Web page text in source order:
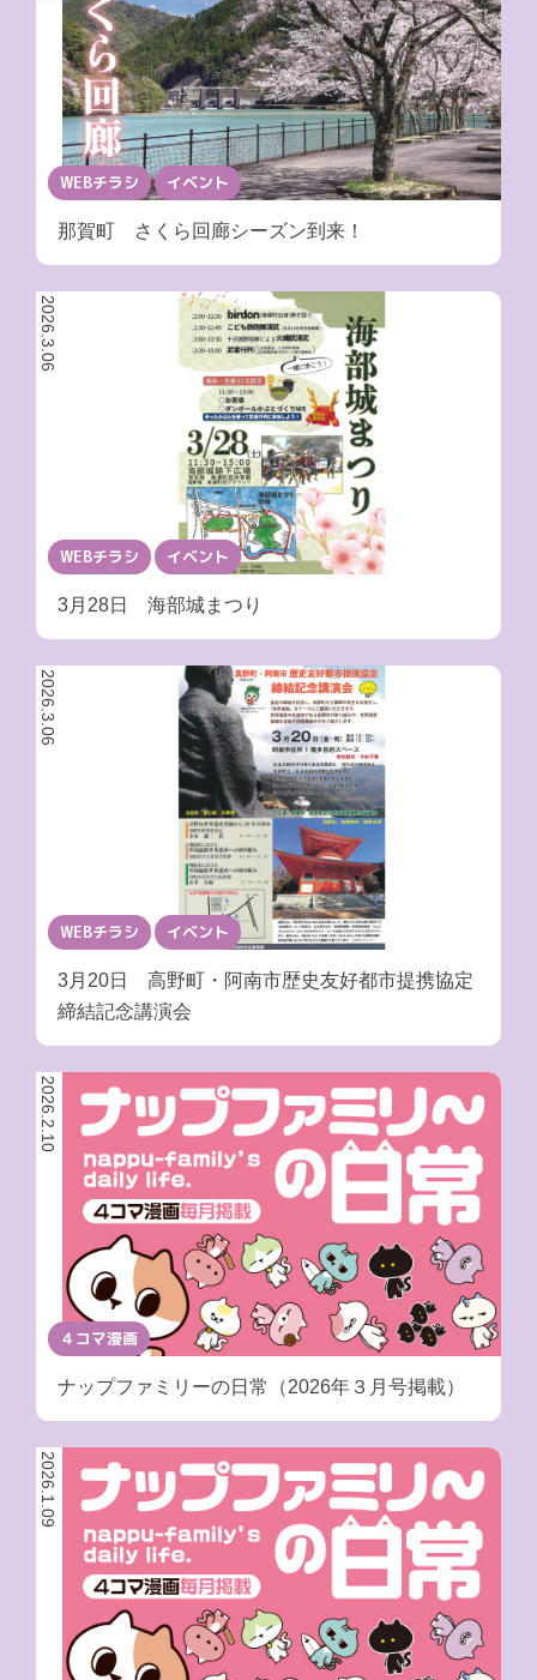
WEBチラシ イベント
那賀町 さくら回廊シーズン到来！
2026.3.06
WEBチラシ イベント
3月28日 海部城まつり
2026.3.06
WEBチラシ イベント
3月20日 高野町・阿南市歴史友好都市提携協定
締結記念講演会
2026.2.10
４コマ漫画
ナップファミリーの日常（2026年３月号掲載）
2026.1.09